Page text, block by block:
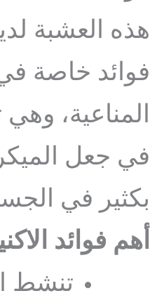
هذه العشبة
فوائد خاصة في
المناعية،
في جعل
بكثير في
أهم فوائد
تنشط